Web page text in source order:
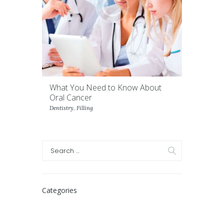
What You Need to Know About
Oral Cancer
Dentistry, Filling
Categories